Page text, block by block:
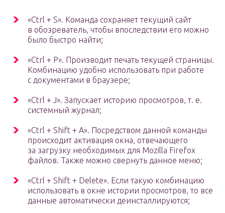
«Ctrl + S». Команда сохраняет текущий сайт
в обозреватель, чтобы впоследствии его можно
было быстро найти;
«Ctrl + P». Производит печать текущей страницы.
Комбинацию удобно использовать при работе
с документами в браузере;
«Ctrl + J». Запускает историю просмотров, т. е.
системный журнал;
«Ctrl + Shift + A». Посредством данной команды
происходит активация окна, отвечающего
за загрузку необходимых для Mozilla Firefox
файлов. Также можно свернуть данное меню;
«Ctrl + Shift + Delete». Если такую комбинацию
использовать в окне истории просмотров, то все
данные автоматически деинсталлируются;